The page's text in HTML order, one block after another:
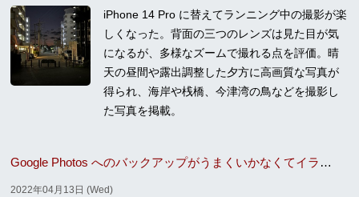
iPhone 14 Pro に替えてランニング中の撮影が楽
しくなった。背面の三つのレンズは見た目が気
になるが、多様なズームで撮れる点を評価。晴
天の昼間や露出調整した夕方に高画質な写真が
得られ、海岸や桟橋、今津湾の鳥などを撮影し
た写真を掲載。
Google Photos へのバックアップがうまくいかなくてイラついたので iCloud+ に入った
2022年04月13日 (Wed)